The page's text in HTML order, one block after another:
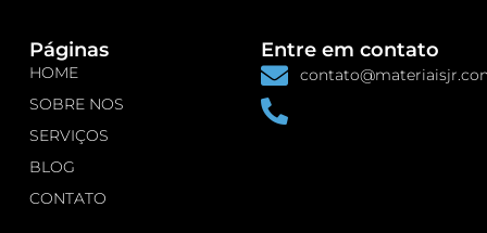
Páginas
HOME
SOBRE NOS
SERVIÇOS
BLOG
CONTATO
Entre em contato